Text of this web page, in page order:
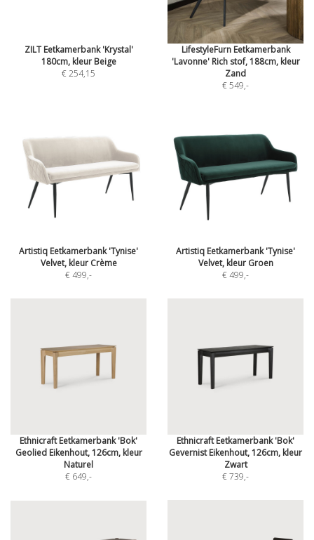
ZILT Eetkamerbank 'Krystal'
180cm, kleur Beige
€ 254,15
LifestyleFurn Eetkamerbank
'Lavonne' Rich stof, 188cm, kleur
Zand
€ 549,-
Artistiq Eetkamerbank 'Tynise'
Velvet, kleur Crème
€ 499,-
Artistiq Eetkamerbank 'Tynise'
Velvet, kleur Groen
€ 499,-
Ethnicraft Eetkamerbank 'Bok'
Geolied Eikenhout, 126cm, kleur
Naturel
€ 649,-
Ethnicraft Eetkamerbank 'Bok'
Gevernist Eikenhout, 126cm, kleur
Zwart
€ 739,-